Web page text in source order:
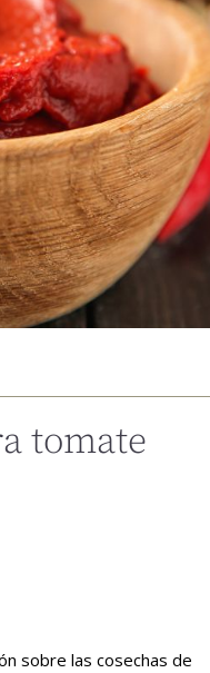
tomate
sobre las cosechas de